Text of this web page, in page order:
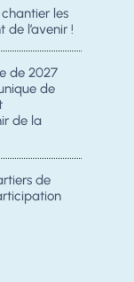
les
l’avenir !
de 2027
de
de la
de